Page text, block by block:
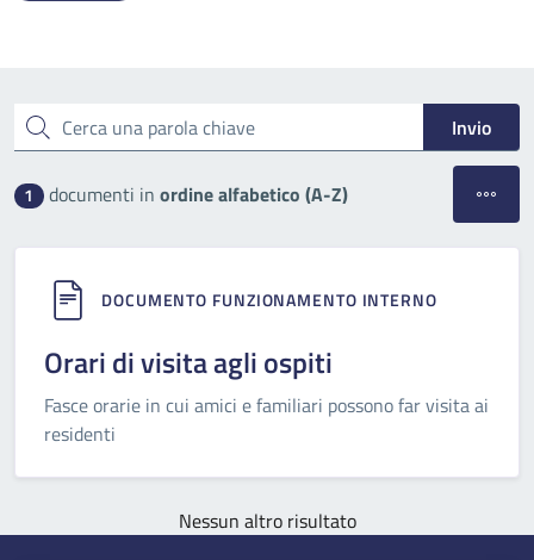
Cerca una parola chiave Invio
1 documenti in ordine alfabetico (A-Z) Apri
DOCUMENTO FUNZIONAMENTO INTERNO
Orari di visita agli ospiti
Fasce orarie in cui amici e familiari possono far visita ai
residenti
Nessun altro risultato